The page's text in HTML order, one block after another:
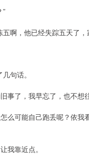
”
啊，他已经失踪五天了
句话。
事了，我早忘了，也不想
么可能自己跑丢呢？依我
我靠近点。